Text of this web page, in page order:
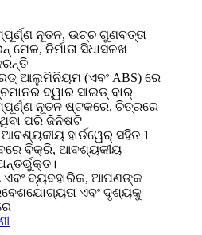
ନୂତନ, ଉଚ୍ଚ ଗୁଣବତ୍ତା
ମେଳ, ନିର୍ମାତା ସିଧାସଳଖ
ଆଲୁମିନିୟମ (ଏବଂ ABS) ରେ
ଦ୍ୱାର ସାଇଡ୍ ବାର୍
ନୂତନ ଷ୍ଟକରେ, ଚିତ୍ରରେ
ପରି ଜିନିଷଟି
ହାର୍ଡୱେର୍ ସହିତ 1
ବିକ୍ରି, ଆବଶ୍ୟକୀୟ
ଏବଂ ବ୍ୟବହାରିକ, ଆପଣଙ୍କ
ଏବଂ ଦୃଶ୍ୟକୁ